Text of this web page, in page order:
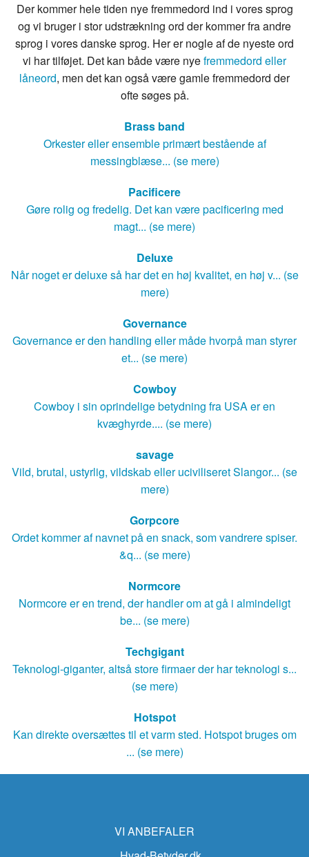
Der kommer hele tiden nye fremmedord ind i vores sprog
og vi bruger i stor udstrækning ord der kommer fra andre
sprog i vores danske sprog. Her er nogle af de nyeste ord
vi har tilføjet. Det kan både være nyefremmedord eller
låneord, men det kan også være gamle fremmedord der
ofte søges på.
Brass band
Orkester eller ensemble primært bestående af
messingblæse... (se mere)
Pacificere
Gøre rolig og fredelig. Det kan være pacificering med
magt... (se mere)
Deluxe
Når noget er deluxe så har det en høj kvalitet, en høj v... (se
mere)
Governance
Governance er den handling eller måde hvorpå man styrer
et... (se mere)
Cowboy
Cowboy i sin oprindelige betydning fra USA er en
kvæghyrde.... (se mere)
savage
Vild, brutal, ustyrlig, vildskab eller uciviliseret Slangor... (se
mere)
Gorpcore
Ordet kommer af navnet på en snack, som vandrere spiser.
&q... (se mere)
Normcore
Normcore er en trend, der handler om at gå i almindeligt
be... (se mere)
Techgigant
Teknologi-giganter, altså store firmaer der har teknologi s...
(se mere)
Hotspot
Kan direkte oversættes til et varm sted. Hotspot bruges om
... (se mere)
VI ANBEFALER